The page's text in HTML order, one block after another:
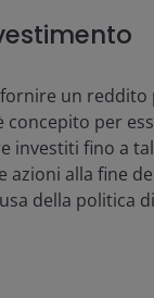
un
concepito per
investiti fino a
azioni alla fine
della politica